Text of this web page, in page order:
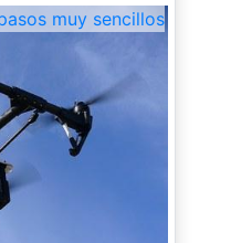
muy sencillos